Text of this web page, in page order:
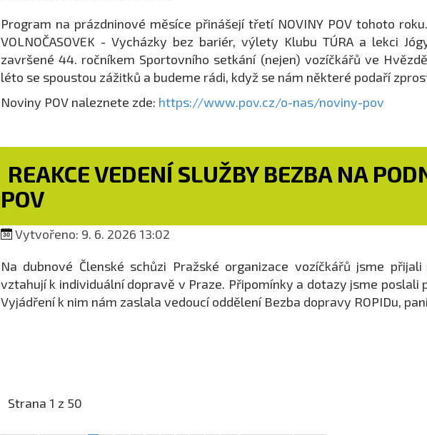
Program na prázdninové měsíce přinášejí třetí NOVINY POV tohoto
VOLNOČASOVEK - Vycházky bez bariér, výlety Klubu TÚRA a lekci
završené 44. ročníkem Sportovního setkání (nejen) vozíčkářů ve
léto se spoustou zážitků a budeme rádi, když se nám některé podaří
Noviny POV naleznete zde: https://www.pov.cz/o-nas/noviny-pov
REAKCE VEDENÍ SLUŽBY BEZBA NA
POV
Vytvořeno: 9. 6. 2026 13:02
Na dubnové Členské schůzi Pražské organizace vozíčkářů jsme
vztahují k individuální dopravě v Praze. Připomínky a dotazy jsme poslali
Vyjádření k nim nám zaslala vedoucí oddělení Bezba dopravy ROPIDu,
Strana 1 z 50